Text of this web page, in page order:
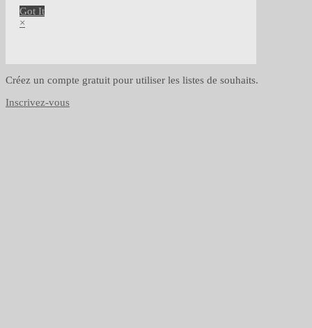
Got It
×
Créez un compte gratuit pour utiliser les listes de souhaits.
Inscrivez-vous